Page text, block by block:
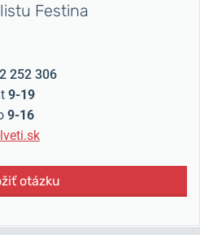
Festina
252 306
9-19
9-16
otázku